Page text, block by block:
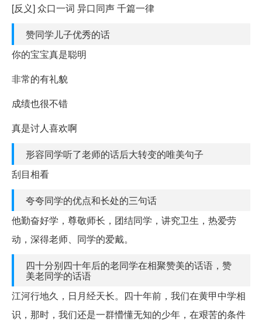
[反义] 众口一词 异口同声 千篇一律
赞同学儿子优秀的话
你的宝宝真是聪明
非常的有礼貌
成绩也很不错
真是讨人喜欢啊
形容同学听了老师的话后大转变的唯美句子
刮目相看
夸夸同学的优点和长处的三句话
他勤奋好学，尊敬师长，团结同学，讲究卫生，热爱劳
动，深得老师、同学的爱戴。
四十分别四十年后的老同学在相聚赞美的话语，赞
美老同学的话语
江河行地久，日月经天长。四十年前，我们在黄甲中学相
识，那时，我们还是一群懵懂无知的少年，在艰苦的条件